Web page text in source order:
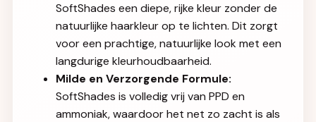
SoftShades een diepe, rijke kleur zonder de
natuurlijke haarkleur op te lichten. Dit zorgt
voor een prachtige, natuurlijke look met een
langdurige kleurhoudbaarheid.
Milde en Verzorgende Formule:
SoftShades is volledig vrij van PPD en
ammoniak, waardoor het net zo zacht is als